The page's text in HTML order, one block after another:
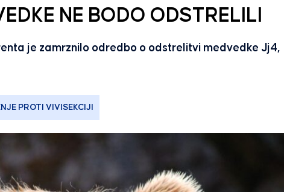
NE BODO ODSTRELILI
je zamrznilo odredbo o odstrelitvi medvedke Jj4,
PROTI VIVISEKCIJI